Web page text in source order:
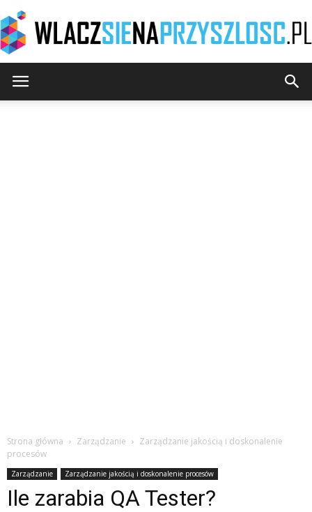
Strona główna Zarządzanie
Zarządzanie jakością i doskonalenie
procesów
Zarządzanie Zarządzanie jakością i doskonalenie procesów
Ile zarabia QA Tester?